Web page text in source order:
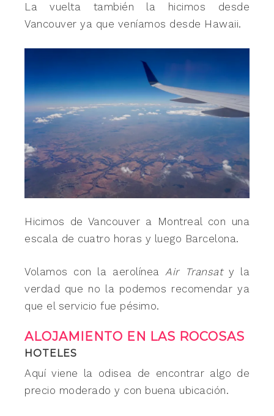
La vuelta también la hicimos desde
Vancouver ya que veníamos desde Hawaii.
Hicimos de Vancouver a Montreal con una
escala de cuatro horas y luego Barcelona.
Volamos con la aerolíneaAir Transaty la
verdad que no la podemos recomendar ya
que el servicio fue pésimo.
ALOJAMIENTO EN LAS ROCOSAS
HOTELES
Aquí viene la odisea de encontrar algo de
precio moderado y con buena ubicación.